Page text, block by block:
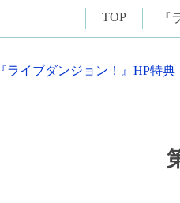
TOP 『
『ライブダンジョン！』HP特典